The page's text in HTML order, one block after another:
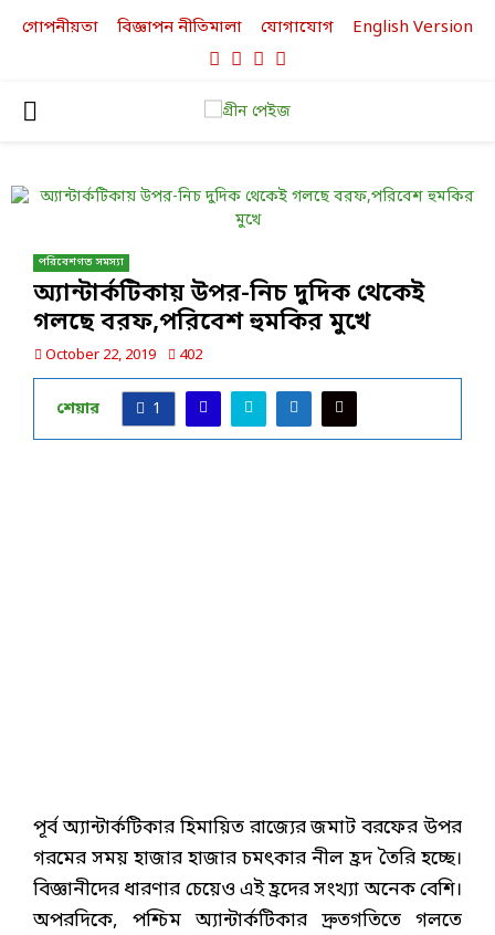
গোপনীয়তা বিজ্ঞাপন নীতিমালা যোগাযোগ English Version
Facebook
TwitterLinkedin
PRIMARY
পরিবেশগত সমস্যা
অ্যান্টার্কটিকায় উপর-নিচ দুদিক থেকেই
গলছে বরফ,পরিবেশ হুমকির মুখে
October 22, 2019 402
শেয়ার 1
পূর্ব অ্যান্টার্কটিকার হিমায়িত রাজ্যের জমাট বরফের উপর
গরমের সময় হাজার হাজার চমৎকার নীল হ্রদ তৈরি হচ্ছে।
বিজ্ঞানীদের ধারণার চেয়েও এই হ্রদের সংখ্যা অনেক বেশি।
অপরদিকে, পশ্চিম অ্যান্টার্কটিকার দ্রুতগতিতে গলতে